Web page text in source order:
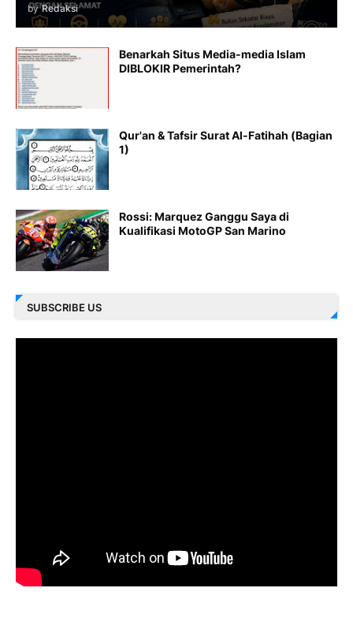
by Redaksi
Benarkah Situs Media-media Islam
DIBLOKIR Pemerintah?
Qur'an & Tafsir Surat Al-Fatihah (Bagian
1)
Rossi: Marquez Ganggu Saya di
Kualifikasi MotoGP San Marino
SUBSCRIBE US